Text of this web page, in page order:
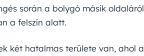
során a bolygó másik oldaláról
a felszín alatt.
két hatalmas területe van, ahol a